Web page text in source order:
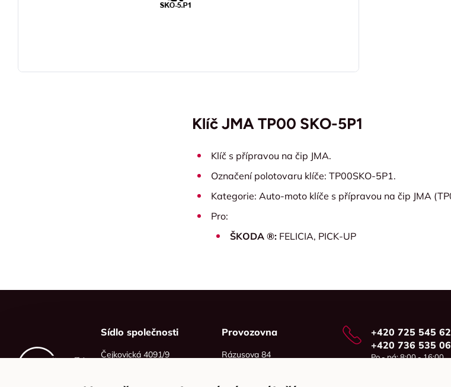
Klíč JMA TP00 SKO-5P1
Klíč s přípravou na čip JMA.
Označení polotovaru klíče: TP00SKO-5P1.
Kategorie: Auto-moto klíče s přípravou na čip JMA
Pro:
ŠKODA ®: FELICIA, PICK-UP
Sídlo společnosti
Čejkovická 4091/9
Provozovna
Rázusova 84
+420 725 545
+420 736 535
Po - pá: 8:00 - 16:00